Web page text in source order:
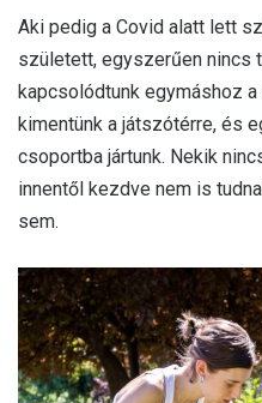
Aki pedig a Covid alatt lett
született, egyszerűen nincs
kapcsolódtunk egymáshoz
kimentünk a játszótérre, és
csoportba jártunk. Nekik
innentől kezdve nem is
sem.